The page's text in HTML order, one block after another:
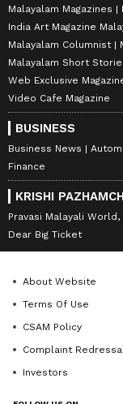
Malayalam Magazines
India Art Magazine
Malayalam Columnist
Malayalam Short
Web Exclusive
Video Cafe Magazine
BUSINESS
Business News
Finance
KRISHI
Pravasi Malayali
Dear Big Ticket
About Website
Terms Of Use
CSAM Policy
Complaint
Investors